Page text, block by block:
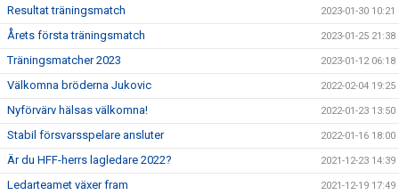
Resultat träningsmatch 2023-01-30 10:21
Årets första träningsmatch 2023-01-25 21:38
Träningsmatcher 2023 2023-01-12 06:18
Välkomna bröderna Jukovic 2022-02-04 19:25
Nyförvärv hälsas välkomna! 2022-01-23 13:50
Stabil försvarsspelare ansluter 2022-01-16 18:00
Är du HFF-herrs lagledare 2022? 2021-12-23 14:39
Ledarteamet växer fram 2021-12-19 17:49